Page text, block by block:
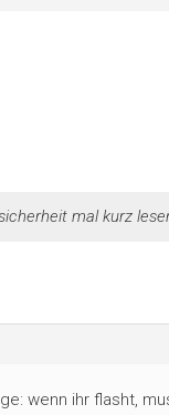
mal kurz
wenn ihr flasht,